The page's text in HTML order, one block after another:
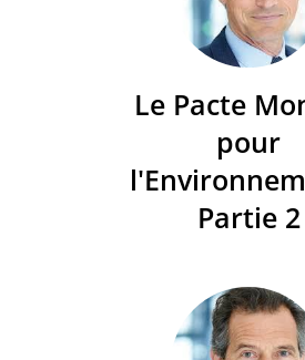
Le Pacte
pour
Partie 2